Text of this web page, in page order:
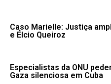
Caso Marielle: Justiça
e Élcio Queiroz
Especialistas da ONU
Gaza silenciosa em Cuba